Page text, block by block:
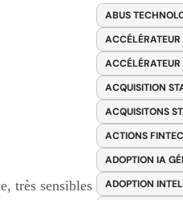
très sensibles
ABUS
ACCÉLÉRATEUR
ACQUISITION
ACQUISITONS
ACTIONS
ADOPTION IA
ADOPTION